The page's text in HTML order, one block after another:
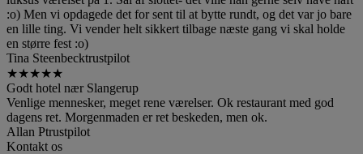
:o) Men vi opdagede det for sent til at bytte rundt, og det var jo bare
en lille ting. Vi vender helt sikkert tilbage næste gang vi skal holde
en større fest :o)
Tina Steenbecktrustpilot
★★★★★
Godt hotel nær Slangerup
Venlige mennesker, meget rene værelser. Ok restaurant med god
dagens ret. Morgenmaden er ret beskeden, men ok.
Allan Ptrustpilot
Kontakt os